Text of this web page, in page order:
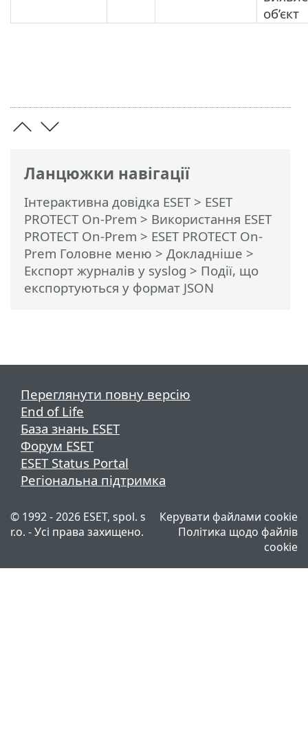
Ланцюжки навігації
Інтерактивна довідка ESET> ESET
PROTECT On-Prem > Використання ESET
PROTECT On-Prem > ESET PROTECT On-
Prem Головне меню > Докладніше >
Експорт журналів у syslog > Події, що
експортуються у формат JSON
об’єкт
Переглянути повну версію
End of Life
База знань ESET
Форум ESET
ESET Status Portal
Регіональна підтримка
© 1992 - 2026 ESET, spol. s
r.o. - Усі права захищено.
Керувати файлами cookie
Політика щодо файлів
cookie